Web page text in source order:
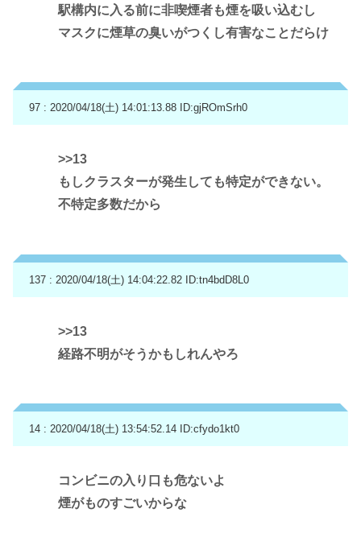
駅構内に入る前に非喫煙者も煙を吸い込むし
マスクに煙草の臭いがつくし有害なことだらけ
97 : 2020/04/18(土) 14:01:13.88 ID:gjROmSrh0
>>13
もしクラスターが発生しても特定ができない。
不特定多数だから
137 : 2020/04/18(土) 14:04:22.82 ID:tn4bdD8L0
>>13
経路不明がそうかもしれんやろ
14 : 2020/04/18(土) 13:54:52.14 ID:cfydo1kt0
コンビニの入り口も危ないよ
煙がものすごいからな